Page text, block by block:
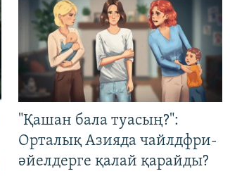
"Қашан бала туасың?":
Орталық Азияда чайлдфри-
әйелдерге қалай қарайды?